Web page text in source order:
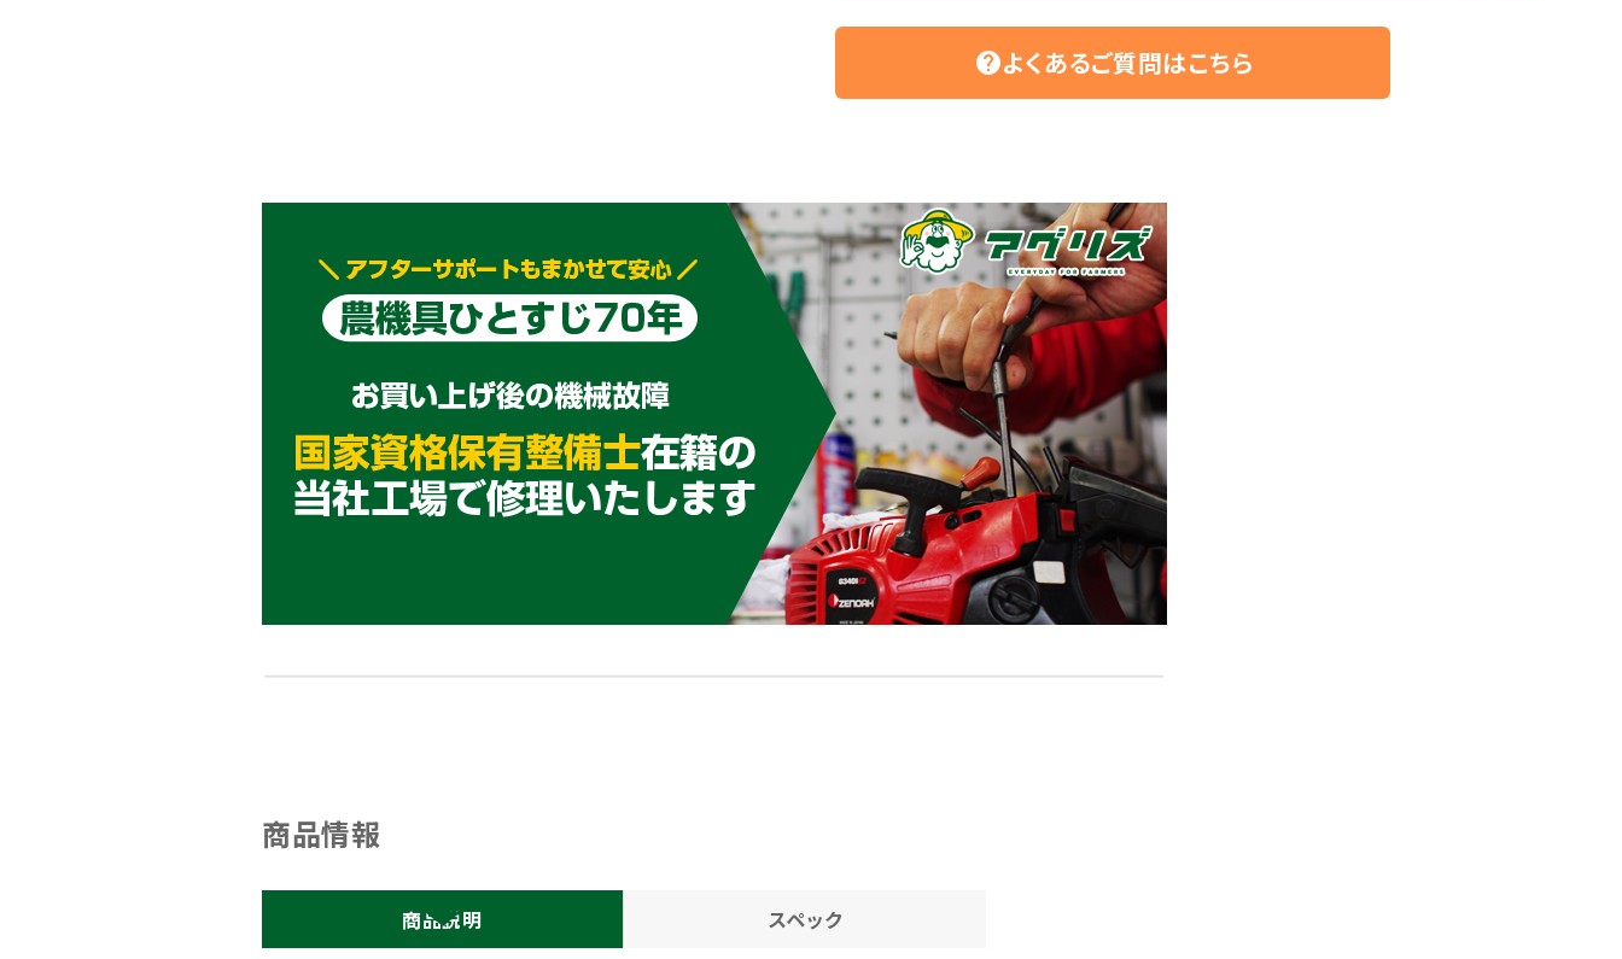
helpよくあるご質問はこちら
商品情報
商品説明 スペック